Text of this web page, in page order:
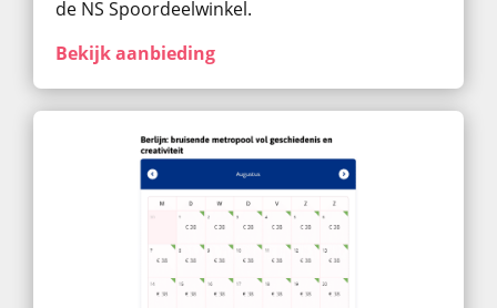
de NS Spoordeelwinkel.
Bekijk aanbieding